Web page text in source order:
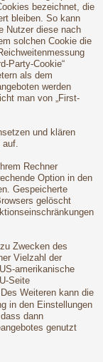
bezeichnet, die
bleiben. So kann
Nutzer diese nach
solchen Cookie die
Party-Cookie“
als dem
werden
man von „First-
und klären
Rechner
Option in den
Gespeicherte
gelöscht
Zwecken des
Vielzahl der
amerikanische
Seite
Weiteren kann die
in den Einstellungen
dann
genutzt